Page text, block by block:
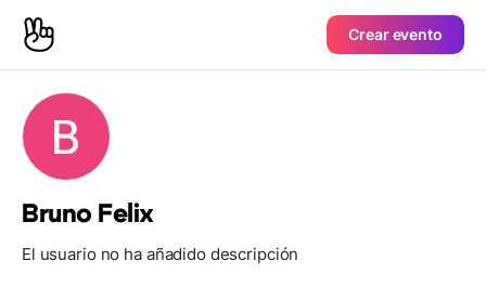
Crear evento
Bruno Felix
El usuario no ha añadido descripción